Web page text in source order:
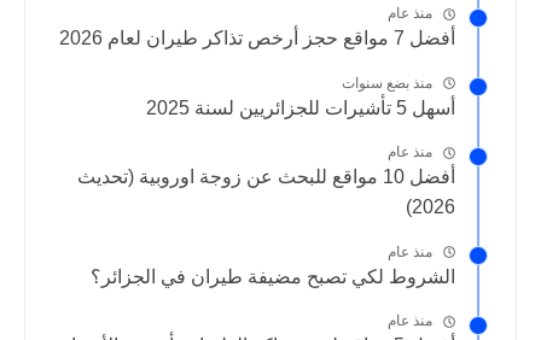
منذ عام
أفضل 7 مواقع حجز أرخص تذاكر طيران لعام 2026
منذ بضع سنوات
أسهل 5 تأشيرات للجزائريين لسنة 2025
منذ عام
أفضل 10 مواقع للبحث عن زوجة اوروبية (تحديث
2026)
منذ عام
الشروط لكي تصبح مضيفة طيران في الجزائر؟
منذ عام